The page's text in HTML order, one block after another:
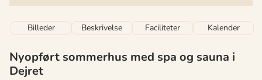
Billeder Beskrivelse Faciliteter Kalender
Nyopført sommerhus med spa og sauna i
Dejret